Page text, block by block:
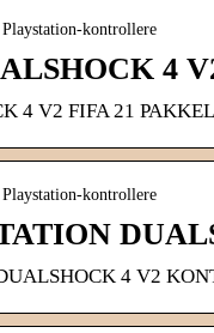
kontrollere
4
4 V2 FIFA 21
kontrollere
4 V2